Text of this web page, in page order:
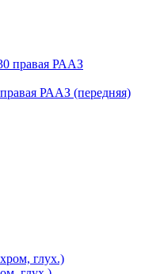
РААЗ (передняя)